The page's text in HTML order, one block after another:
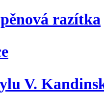
razítka
V.